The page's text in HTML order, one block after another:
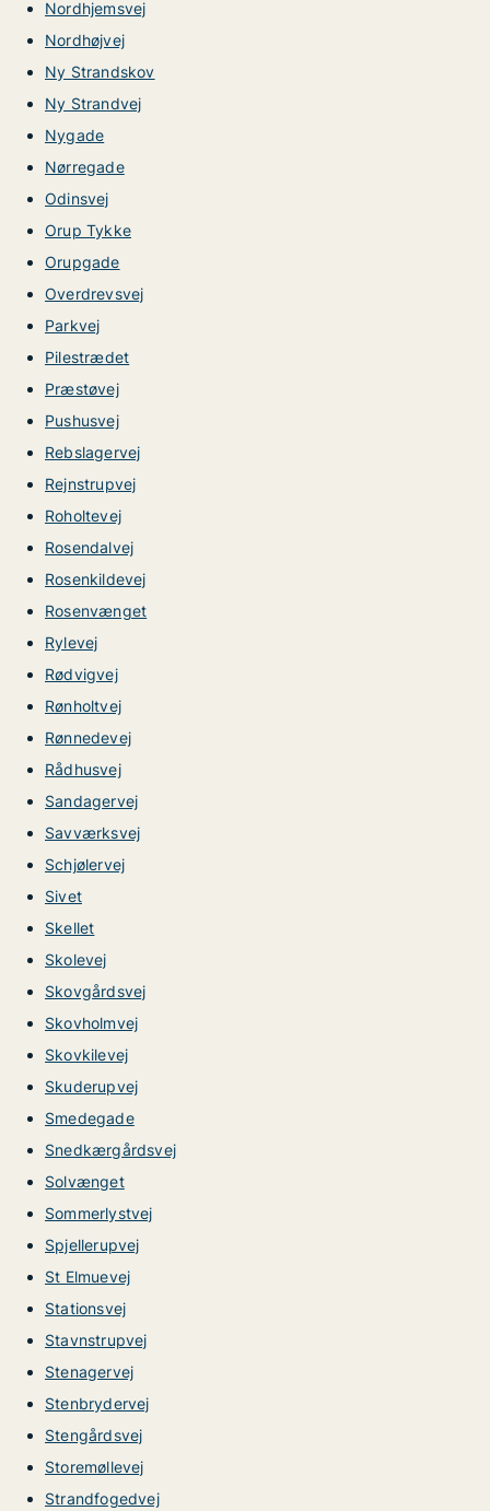
Nordhjemsvej
Nordhøjvej
Ny Strandskov
Ny Strandvej
Nygade
Nørregade
Odinsvej
Orup Tykke
Orupgade
Overdrevsvej
Parkvej
Pilestrædet
Præstøvej
Pushusvej
Rebslagervej
Rejnstrupvej
Roholtevej
Rosendalvej
Rosenkildevej
Rosenvænget
Rylevej
Rødvigvej
Rønholtvej
Rønnedevej
Rådhusvej
Sandagervej
Savværksvej
Schjølervej
Sivet
Skellet
Skolevej
Skovgårdsvej
Skovholmvej
Skovkilevej
Skuderupvej
Smedegade
Snedkærgårdsvej
Solvænget
Sommerlystvej
Spjellerupvej
St Elmuevej
Stationsvej
Stavnstrupvej
Stenagervej
Stenbrydervej
Stengårdsvej
Storemøllevej
Strandfogedvej